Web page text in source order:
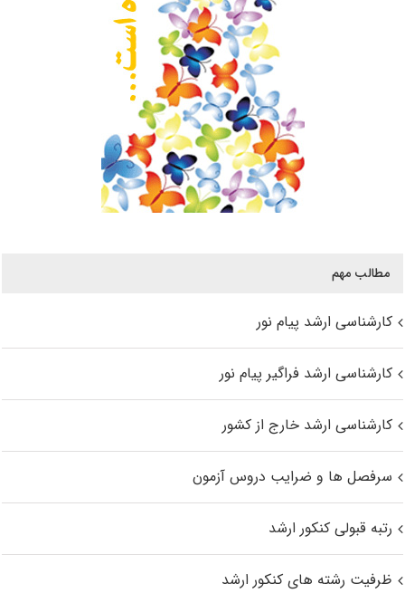
مطالب مهم
کارشناسی ارشد پیام نور
کارشناسی ارشد فراگیر پیام نور
کارشناسی ارشد خارج از کشور
سرفصل ها و ضرایب دروس آزمون
رتبه قبولی کنکور ارشد
ظرفیت رشته های کنکور ارشد